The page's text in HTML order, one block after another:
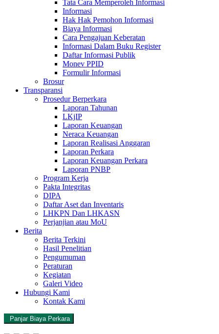
Tata Cara Memperoleh Informasi
Informasi
Hak Hak Pemohon Informasi
Biaya Informasi
Cara Pengajuan Keberatan
Informasi Dalam Buku Register
Daftar Informasi Publik
Monev PPID
Formulir Informasi
Brosur
Transparansi
Prosedur Berperkara
Laporan Tahunan
LKjIP
Laporan Keuangan
Neraca Keuangan
Laporan Realisasi Anggaran
Laporan Perkara
Laporan Keuangan Perkara
Laporan PNBP
Program Kerja
Pakta Integritas
DIPA
Daftar Aset dan Inventaris
LHKPN Dan LHKASN
Perjanjian atau MoU
Berita
Berita Terkini
Hasil Penelitian
Pengumuman
Peraturan
Kegiatan
Galeri Video
Hubungi Kami
Kontak Kami
Panjar Biaya Perkara